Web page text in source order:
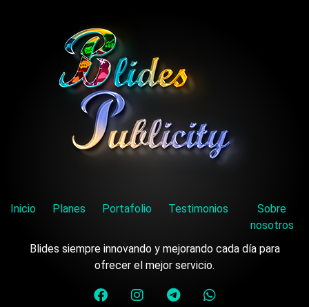
Inicio Planes Portafolio Testimonios
Sobre
nosotros
Blides siempre innovando y mejorando cada día para
ofrecer el mejor servicio.